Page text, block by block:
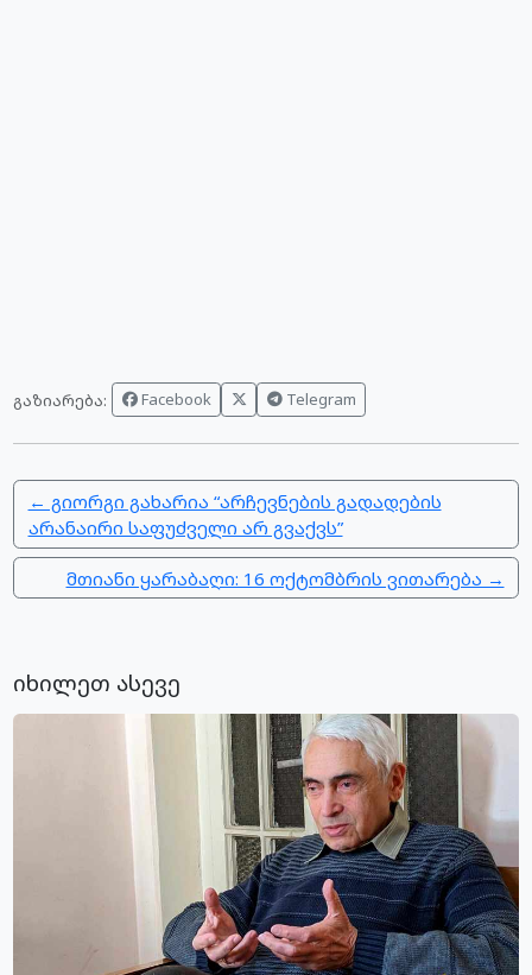
გაზიარება: Facebook Telegram
← გიორგი გახარია “არჩევნების გადადების
არანაირი საფუძველი არ გვაქვს”
მთიანი ყარაბაღი: 16 ოქტომბრის ვითარება →
იხილეთ ასევე